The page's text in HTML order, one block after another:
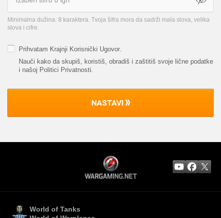
Minimalna dužina: 8 karaktera. Tvoja šifra mora da sadrži mala slova, velika
slova i cifre.
Prihvatam Krajnji Korisnički Ugovor.
Nauči kako da skupiš, koristiš, obradiš i zaštitiš svoje lične podatke
i našoj Politici Privatnosti.
NASTAVI
World of Tanks